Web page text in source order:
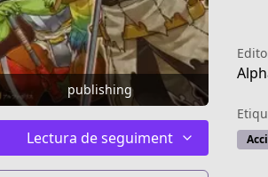
publishing
Lectura de seguiment